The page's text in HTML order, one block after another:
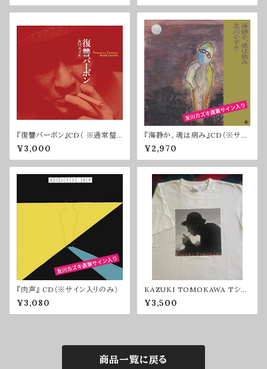
『復讐バーボン』CD（ ※通常盤・
サインなし）
¥3,000
『海静か、魂は病み』CD（※サイ
ン入りのみ）
¥2,970
『肉声』 CD（※サイン入りのみ）
¥3,080
KAZUKI TOMOKAWA Tシャ
ツ2025（XLサイズ）
¥3,500
商品一覧に戻る